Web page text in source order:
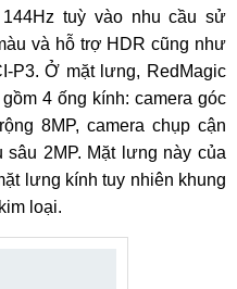
144Hz tuỳ vào nhu cầu sử
và hỗ trợ HDR cũng như
P3. Ở mặt lưng, RedMagic
4 ống kính: camera góc
8MP, camera chụp cận
2MP. Mặt lưng này của
lưng kính tuy nhiên khung
loại.